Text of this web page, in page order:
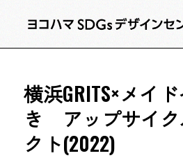
横浜GRITS×メイ
き アップサイク
クト(2022)